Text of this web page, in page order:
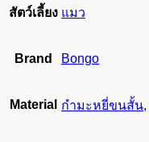
สัตว์เลี้ยง แมว
Brand Bongo
Material กํามะหยี่ขนสั้น,